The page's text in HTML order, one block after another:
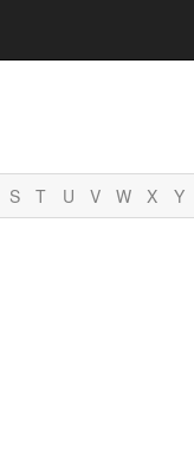
S T U V W X Y